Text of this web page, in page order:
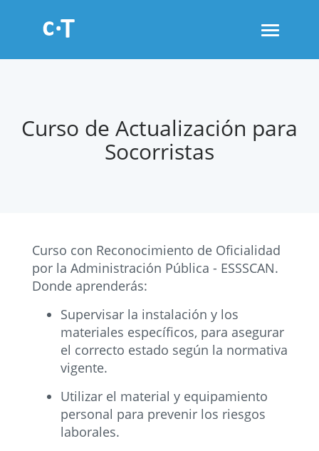
Toggle
Curso de Actualización para
Socorristas
Curso con Reconocimiento de Oficialidad
por la Administración Pública - ESSSCAN.
Donde aprenderás:
Supervisar la instalación y los
materiales específicos, para asegurar
el correcto estado según la normativa
vigente.
Utilizar el material y equipamiento
personal para prevenir los riesgos
laborales.